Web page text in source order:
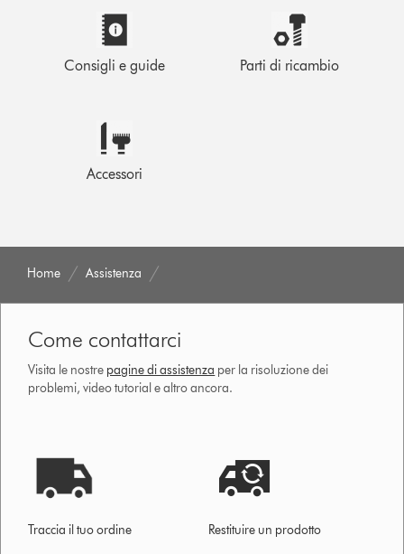
Consigli e guide Parti di ricambio
Accessori
Home Assistenza
Come contattarci
Visita le nostre pagine di assistenza per la risoluzione dei
problemi, video tutorial e altro ancora.
Traccia il tuo ordine Restituire un prodotto